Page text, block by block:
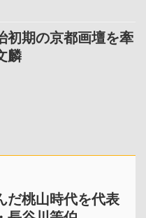
初期の京都画壇を牽
麟
だ桃山時代を代表